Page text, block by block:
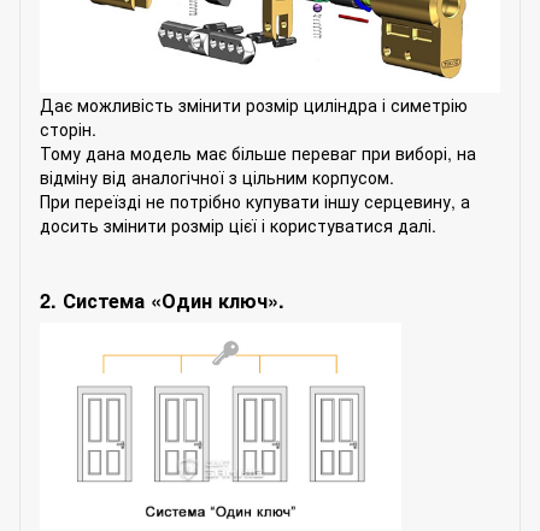
Дає можливість змінити розмір циліндра і симетрію
сторін.
Тому дана модель має більше переваг при виборі, на
відміну від аналогічної з цільним корпусом.
При переїзді не потрібно купувати іншу серцевину, а
досить змінити розмір цієї і користуватися далі.
2. Система «Один ключ».